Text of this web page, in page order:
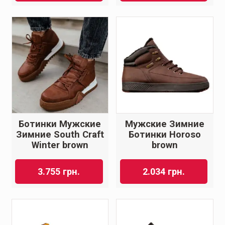
Ботинки Мужские
Зимние South Craft
Winter brown
3.755 грн.
Мужские Зимние
Ботинки Horoso
brown
2.034 грн.